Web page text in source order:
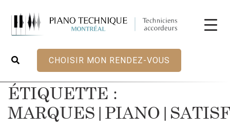
CHOISIR MON RENDEZ-VOUS
ÉTIQUETTE :